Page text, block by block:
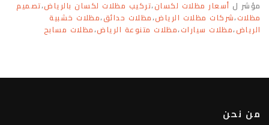
مؤشر ل أسعار مظلات لكسان،تركيب مظلات لكسان بالرياض،تصميم
مظلات،شركات مظلات الرياض،مظلات حدائق،مظلات خشبية
الرياض،مظلات سيارات،مظلات متنوعة الرياض،مظلات مسابح
من نحن